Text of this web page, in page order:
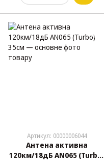
Артикул: 00000006044
Антена активна
120км/18дБ AN065 (Turbo)